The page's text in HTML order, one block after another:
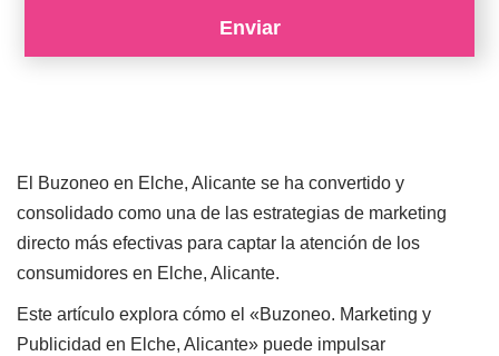
El Buzoneo en Elche, Alicante se ha convertido y
consolidado como una de las estrategias de marketing
directo más efectivas para captar la atención de los
consumidores en Elche, Alicante.
Este artículo explora cómo el «Buzoneo. Marketing y
Publicidad en Elche, Alicante» puede impulsar